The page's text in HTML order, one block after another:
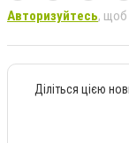
Авторизуйтесь, щоб
Діліться цією